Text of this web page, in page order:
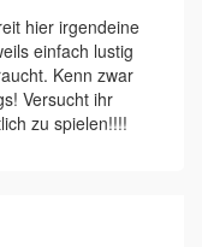
hier irgendeine
einfach lustig
Kenn zwar
Versucht ihr
zu spielen!!!!